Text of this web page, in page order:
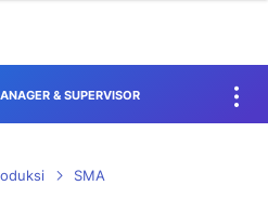
& SUPERVISOR
SMA